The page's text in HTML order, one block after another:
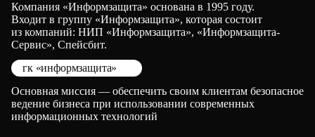
Компания «Информзащита» основана в 1995 году.
Входит в группу «Информзащита», которая состоит
из компаний: НИП «Информзащита», «Информзащита-
Сервис», Спейсбит.
гк «информзащита»
Основная миссия — обеспечить своим клиентам безопасное
ведение бизнеса при использовании современных
информационных технологий